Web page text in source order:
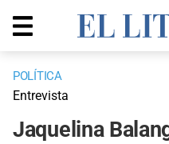
POLÍTICA
Entrevista
Jaquelina